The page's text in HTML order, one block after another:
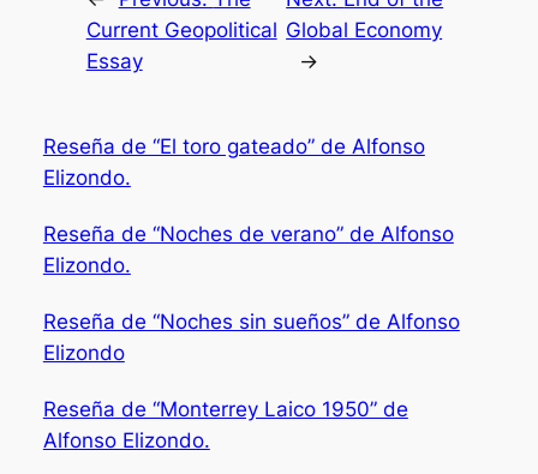
Current Geopolitical
Essay
Global Economy
→
Reseña de “El toro gateado” de Alfonso
Elizondo.
Reseña de “Noches de verano” de Alfonso
Elizondo.
Reseña de “Noches sin sueños” de Alfonso
Elizondo
Reseña de “Monterrey Laico 1950” de
Alfonso Elizondo.